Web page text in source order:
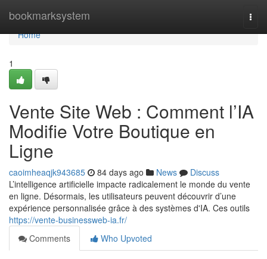
bookmarksystem
Home
Home
1
Vente Site Web : Comment l’IA
Modifie Votre Boutique en
Ligne
caoimheaqjk943685 84 days ago News
Discuss
L’intelligence artificielle impacte radicalement le monde du vente
en ligne. Désormais, les utilisateurs peuvent découvrir d’une
expérience personnalisée grâce à des systèmes d'IA. Ces outils
https://vente-businessweb-ia.fr/
Comments
Who Upvoted